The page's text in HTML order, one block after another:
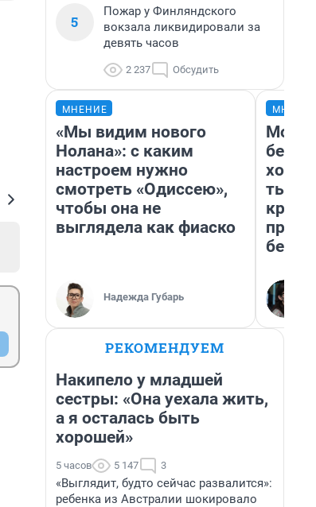
5
Пожар у Финляндского
вокзала ликвидировали за
девять часов
2 237 Обсудить
МНЕНИЕ
«Мы видим нового
Нолана»: с каким
настроем нужно
смотреть «Одиссею»,
чтобы она не
выглядела как фиаско
Надежда Губарь
Мой
РЕКОМЕНДУЕМ
Накипело у младшей
сестры: «Она уехала жить,
а я осталась быть
хорошей»
5 часов 5 147 3
«Выглядит, будто сейчас развалится»:
ребенка из Австралии шокировало